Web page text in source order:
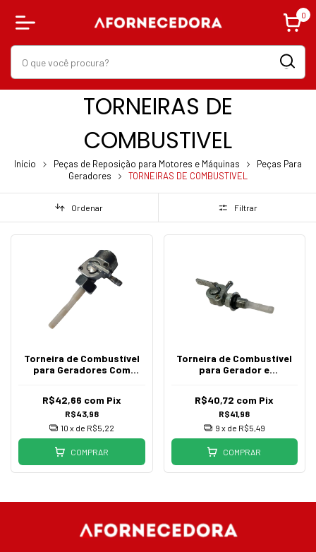
0
TORNEIRAS DE
COMBUSTIVEL
Início Peças de Reposição para Motores e Máquinas
Peças Para
Geradores
TORNEIRAS DE COMBUSTIVEL
Ordenar Filtrar
Torneira de Combustível
para Geradores Com
R$43,98
R$42,66 com Pix
10 x de R$5,22
COMPRAR
Torneira de Combustível
para Gerador e
R$41,98
R$40,72 com Pix
9 x de R$5,49
COMPRAR